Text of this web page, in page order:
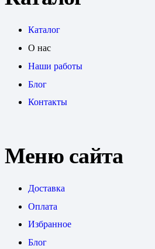
Каталог
О нас
Наши работы
Блог
Контакты
Меню сайта
Доставка
Оплата
Избранное
Блог